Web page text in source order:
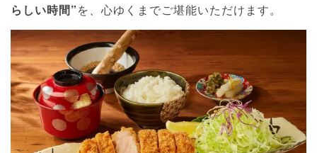
らしい時間”を、心ゆくまでご堪能いただけます。